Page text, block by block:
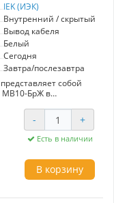
IEK (ИЭК)
Внутренний / скрытый
Вывод кабеля
Белый
Сегодня
Завтра/послезавтра
собой
МВ10-БрЖ в
"BRITE" от
механизм
дизайн и
что делает его
жилых, так и для
Используемые
эксплуатации, а
- +
Есть в наличии
В корзину